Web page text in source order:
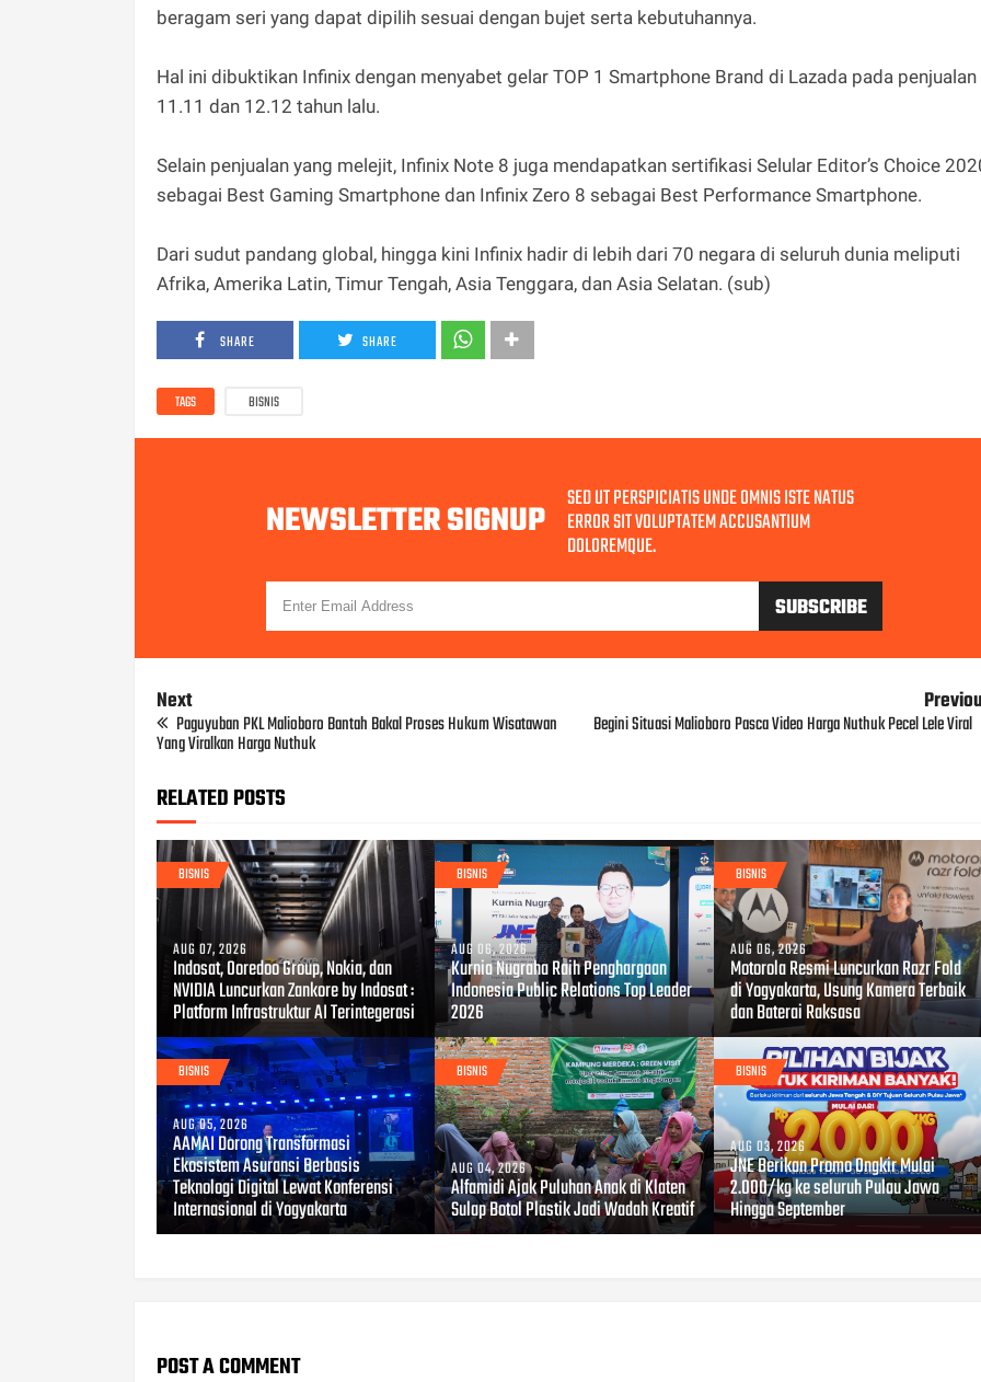
beragam seri yang dapat dipilih sesuai dengan bujet serta kebutuhannya.
Hal ini dibuktikan Infinix dengan menyabet gelar TOP 1 Smartphone Brand di Lazada pada penjualan
11.11 dan 12.12 tahun lalu.
Selain penjualan yang melejit, Infinix Note 8 juga mendapatkan sertifikasi Selular Editor’s Choice
sebagai Best Gaming Smartphone dan Infinix Zero 8 sebagai Best Performance Smartphone.
Dari sudut pandang global, hingga kini Infinix hadir di lebih dari 70 negara di seluruh dunia meliputi
Afrika, Amerika Latin, Timur Tengah, Asia Tenggara, dan Asia Selatan. (sub)
SHARE SHARE
TAGS BISNIS
NEWSLETTER SIGNUP SED UT PERSPICIATIS UNDE OMNIS ISTE NATUS
ERROR SIT VOLUPTATEM ACCUSANTIUM
DOLOREMQUE.
Next
Paguyuban PKL Malioboro Bantah Bakal Proses Hukum Wisatawan
Yang Viralkan Harga Nuthuk
Begini Situasi Malioboro Pasca Video Harga Nuthuk Pecel Lele Viral
RELATED POSTS
BISNIS
AUG 07, 2026
Indosat, Ooredoo Group, Nokia, dan
NVIDIA Luncurkan Zankore by Indosat :
Platform Infrastruktur AI Terintegerasi
BISNIS
AUG 06, 2026
Kurnia Nugraha Raih Penghargaan
Indonesia Public Relations Top Leader
2026
BISNIS
AUG 06, 2026
Motorola Resmi Luncurkan Razr Fold
di Yogyakarta, Usung Kamera Terbaik
dan Baterai Raksasa
BISNIS
AUG 05, 2026
AAMAI Dorong Transformasi
Ekosistem Asuransi Berbasis
Teknologi Digital Lewat Konferensi
Internasional di Yogyakarta
BISNIS
AUG 04, 2026
Alfamidi Ajak Puluhan Anak di Klaten
Sulap Botol Plastik Jadi Wadah Kreatif
BISNIS
AUG 03, 2026
JNE Berikan Promo Ongkir Mulai
2.000/kg ke seluruh Pulau Jawa
Hingga September
POST A COMMENT